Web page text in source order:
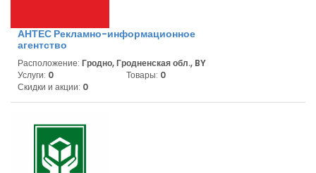
АНТЕС Рекламно-информационное
агентство
Расположение: Гродно, Гродненская обл., BY
Услуги: 0 Товары: 0
Скидки и акции: 0